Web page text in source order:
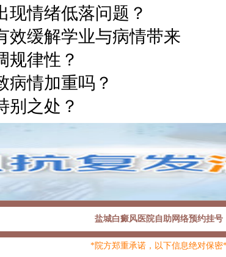
现情绪低落问题？
效缓解学业与病情带来
规律性？
病情加重吗？
别之处？
盐城白癜风医院自助网络预约挂号
*院方郑重承诺，以下信息绝对保密